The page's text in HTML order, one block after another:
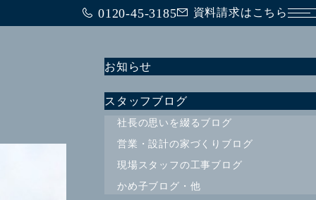
0120-45-3185 資料請求はこちら メ
お知らせ
スタッフブログ
社長の思いを綴るブログ
営業・設計の家づくりブログ
現場スタッフの工事ブログ
かめ子ブログ・他